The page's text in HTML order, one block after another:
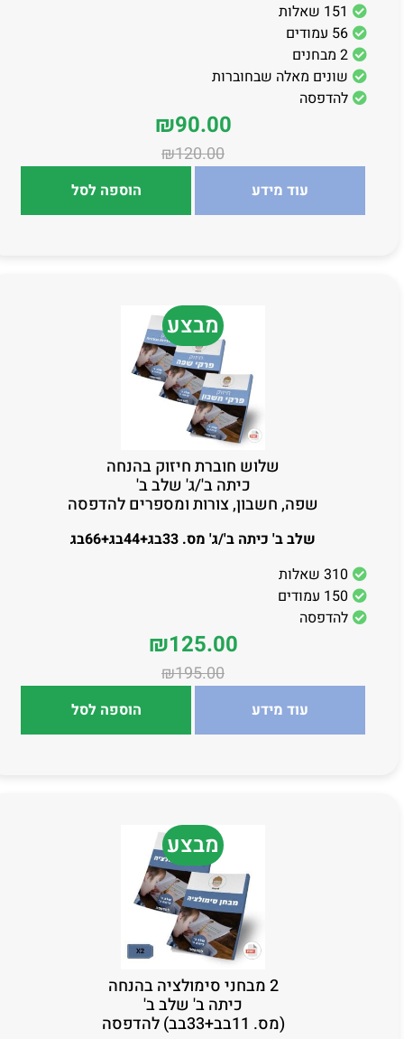
151 שאלות
56 עמודים
2 מבחנים
שונים מאלה שבחוברות
להדפסה
₪120.00
₪90.00
עוד מידע הוספה לסל
מבצע
שלוש חוברת חיזוק בהנחה
כיתה ב'/ג' שלב ב'
שפה, חשבון, צורות ומספרים להדפסה
310 שאלות
150 עמודים
להדפסה
₪195.00
₪125.00
שלב ב' כיתה ב'/ג' מס. 33בג+44בג+66בג
עוד מידע הוספה לסל
מבצע
כיתה ב' שלב ב'
(מס. 11בב+33בב) להדפסה